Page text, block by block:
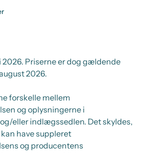
2026. Priserne er dog gældende
2026.
forskelle mellem
og oplysningerne i
eller indlægssedlen. Det skyldes,
have suppleret
og producentens